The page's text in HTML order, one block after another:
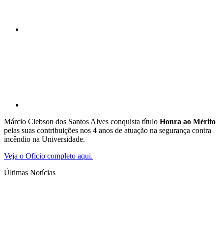
Márcio Clebson dos Santos Alves conquista título Honra ao Mérito
pelas suas contribuições nos 4 anos de atuação na segurança contra
incêndio na Universidade.
Veja o Ofício completo aqui.
Últimas Notícias